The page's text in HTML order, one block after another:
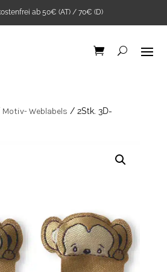
ab 50€ (AT) / 70€ (D)
Motiv- Weblabels / 2Stk. 3D-